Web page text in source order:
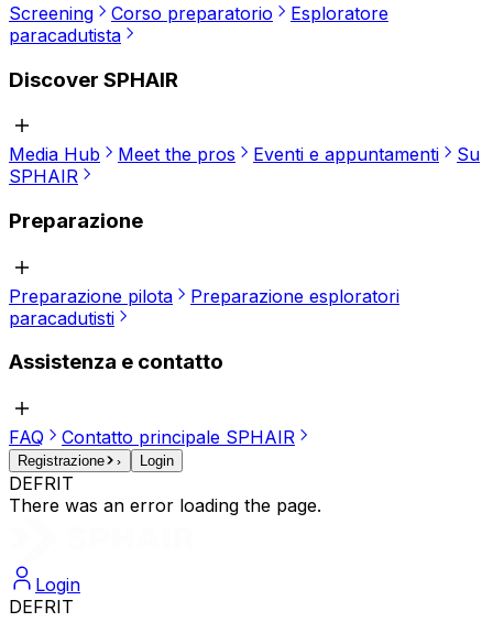
Screening Corso preparatorio
Esploratore
paracadutista
Discover SPHAIR
Media Hub Meet the pros Eventi e appuntamenti
Su
SPHAIR
Preparazione
Preparazione pilota
Preparazione esploratori
paracadutisti
Assistenza e contatto
FAQ Contatto principale SPHAIR
Registrazione Login
DEFRIT
There was an error loading the page.
Login
DEFRIT